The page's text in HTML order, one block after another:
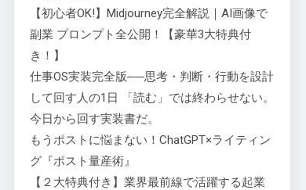
【初心者OK!】Midjourney完全解説｜AI画像で
副業 プロンプト全公開！【豪華3大特典付
き！】
仕事OS実装完全版──思考・判断・行動を設計
して回す人の1日 「読む」では終わらせない。
今日から回す実装書だ。
もうポストに悩まない！ChatGPT×ライティン
グ『ポスト量産術』
【２大特典付き】業界最前線で活躍する起業